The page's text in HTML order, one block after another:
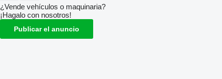
¿Vende vehículos o maquinaria?
¡Hagalo con nosotros!
Publicar el anuncio